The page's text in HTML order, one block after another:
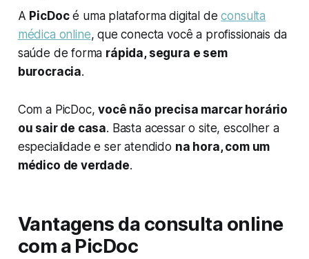
A PicDocé uma plataforma digital deconsulta
médica online, que conecta você a profissionais da
saúde de forma rápida, segura e sem
burocracia.
Com a PicDoc,você não precisa marcar horário
ou sair de casa. Basta acessar o site, escolher a
especialidade e ser atendido na hora, com um
médico de verdade.
Vantagens da consulta online
com a PicDoc